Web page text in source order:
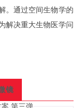
。通过空间生物学的
解决重大生物医学问
镜